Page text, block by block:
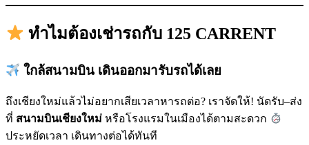
ทำไมต้องเช่ารถกับ 125 CARRENT
ใกล้สนามบิน เดินออกมารับรถได้เลย
ถึงเชียงใหม่แล้วไม่อยากเสียเวลาหารถต่อ? เราจัดให้! นัดรับ–ส่ง
ที่ สนามบินเชียงใหม่ หรือโรงแรมในเมืองได้ตามสะดวก
ประหยัดเวลา เดินทางต่อได้ทันที